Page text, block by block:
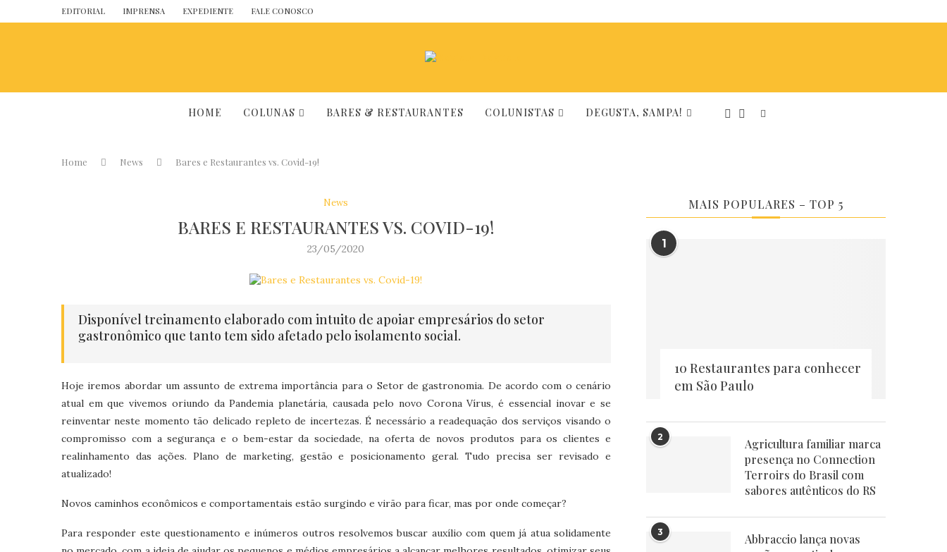
EDITORIAL IMPRENSA EXPEDIENTE FALE CONOSCO
HOME COLUNAS BARES & RESTAURANTES COLUNISTAS DEGUSTA, SAMPA!
Home News Bares e Restaurantes vs. Covid-19!
News
BARES E RESTAURANTES VS. COVID-19!
23/05/2020
Disponível treinamento elaborado com intuito de apoiar empresários do setor
gastronômico que tanto tem sido afetado pelo isolamento social.
Hoje iremos abordar um assunto de extrema importância para o Setor de gastronomia. De acordo com o cenário
atual em que vivemos oriundo da Pandemia planetária, causada pelo novo Corona Vírus, é essencial inovar e se
reinventar neste momento tão delicado repleto de incertezas. É necessário a readequação dos serviços visando o
compromisso com a segurança e o bem-estar da sociedade, na oferta de novos produtos para os clientes e
realinhamento das ações. Plano de marketing, gestão e posicionamento geral. Tudo precisa ser revisado e
atualizado!
Novos caminhos econômicos e comportamentais estão surgindo e virão para ficar, mas por onde começar?
Para responder este questionamento e inúmeros outros resolvemos buscar auxílio com quem já atua solidamente
MAIS POPULARES – TOP 5
1
10 Restaurantes para conhecer
em São Paulo
2
Agricultura familiar marca
presença no Connection
Terroirs do Brasil com
sabores autênticos do RS
3
Abbraccio lança novas